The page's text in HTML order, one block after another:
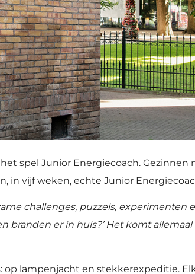
spel Junior Energiecoach.
vijf weken, echte Junior
challenges, puzzels,
branden er in huis?’ Het komt
lampenjacht en stekkerexpeditie.